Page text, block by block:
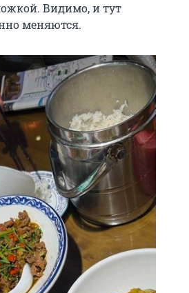
Видимо, и тут
меняются.